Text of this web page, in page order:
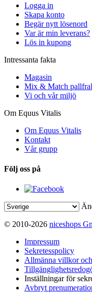
Logga in
Skapa konto
Begär nytt lösenord
Var är min leverans?
Lös in kupong
Intressanta fakta
Magasin
Mix & Match
Vi och vår miljö
Om Equus Vitalis
Om Equus Vitalis
Kontakt
Vår grupp
Följ oss på
© 2010-2026 niceshops
Impressum
Sekretesspolicy
Allmänna villkor
Inställningar för
Avbryt